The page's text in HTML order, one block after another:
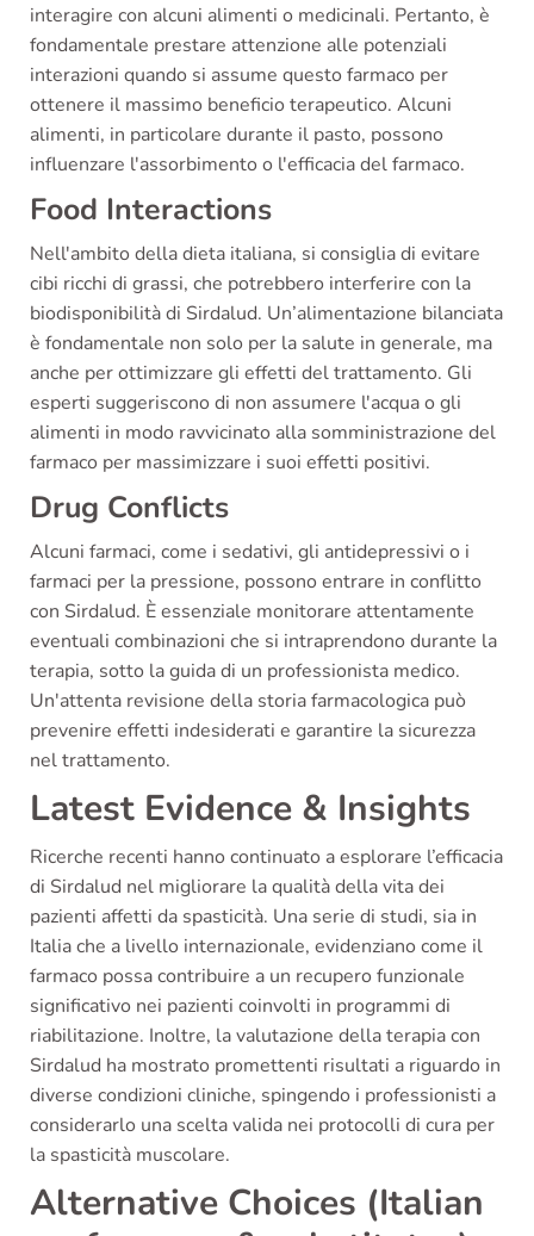
interagire con alcuni alimenti o medicinali. Pertanto, è
fondamentale prestare attenzione alle potenziali
interazioni quando si assume questo farmaco per
ottenere il massimo beneficio terapeutico. Alcuni
alimenti, in particolare durante il pasto, possono
influenzare l'assorbimento o l'efficacia del farmaco.
Food Interactions
Nell'ambito della dieta italiana, si consiglia di evitare
cibi ricchi di grassi, che potrebbero interferire con la
biodisponibilità di Sirdalud. Un’alimentazione bilanciata
è fondamentale non solo per la salute in generale, ma
anche per ottimizzare gli effetti del trattamento. Gli
esperti suggeriscono di non assumere l'acqua o gli
alimenti in modo ravvicinato alla somministrazione del
farmaco per massimizzare i suoi effetti positivi.
Drug Conflicts
Alcuni farmaci, come i sedativi, gli antidepressivi o i
farmaci per la pressione, possono entrare in conflitto
con Sirdalud. È essenziale monitorare attentamente
eventuali combinazioni che si intraprendono durante la
terapia, sotto la guida di un professionista medico.
Un'attenta revisione della storia farmacologica può
prevenire effetti indesiderati e garantire la sicurezza
nel trattamento.
Latest Evidence & Insights
Ricerche recenti hanno continuato a esplorare l’efficacia
di Sirdalud nel migliorare la qualità della vita dei
pazienti affetti da spasticità. Una serie di studi, sia in
Italia che a livello internazionale, evidenziano come il
farmaco possa contribuire a un recupero funzionale
significativo nei pazienti coinvolti in programmi di
riabilitazione. Inoltre, la valutazione della terapia con
Sirdalud ha mostrato promettenti risultati a riguardo in
diverse condizioni cliniche, spingendo i professionisti a
considerarlo una scelta valida nei protocolli di cura per
la spasticità muscolare.
Alternative Choices (Italian